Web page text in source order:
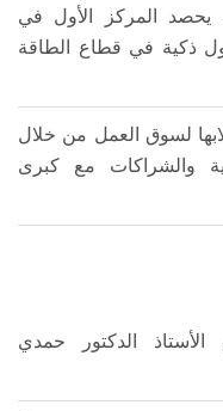
يحصد المركز الأول في
ذكية في قطاع الطاقة
لسوق العمل من خلال
والشراكات مع كبرى
الدكتور حمدي